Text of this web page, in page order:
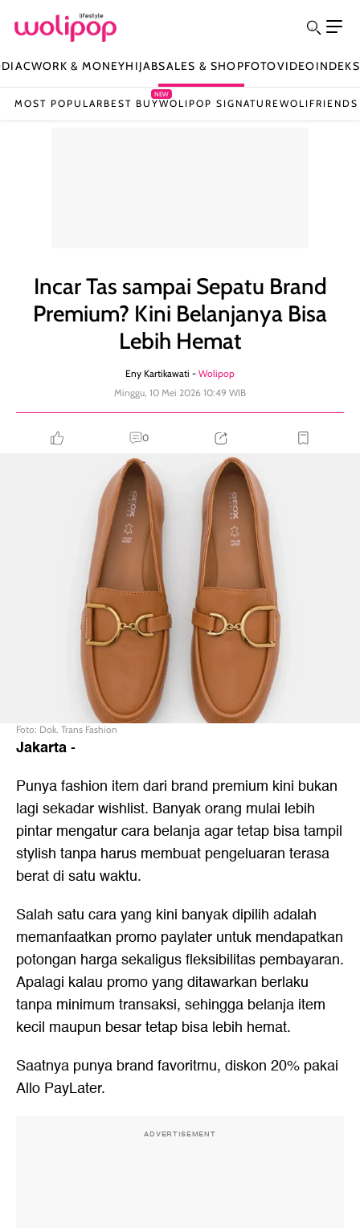
WORK & MONEYHIJABSALES & SHOPFOTOVIDEOINDEKS
MOST POPULAR BEST BUY
NEW
WOLIPOP SIGNATUREWOLIFRIENDS
Incar Tas sampai Sepatu Brand
Premium? Kini Belanjanya Bisa
Lebih Hemat
Eny Kartikawati - Wolipop
Minggu, 10 Mei 2026 10:49 WIB
0
Foto: Dok. Trans Fashion
Jakarta-
Punya fashion item dari brand premium kini bukan
lagi sekadar wishlist. Banyak orang mulai lebih
pintar mengatur cara belanja agar tetap bisa tampil
stylish tanpa harus membuat pengeluaran terasa
berat di satu waktu.
Salah satu cara yang kini banyak dipilih adalah
memanfaatkan promo paylater untuk mendapatkan
potongan harga sekaligus fleksibilitas pembayaran.
Apalagi kalau promo yang ditawarkan berlaku
tanpa minimum transaksi, sehingga belanja item
kecil maupun besar tetap bisa lebih hemat.
Saatnya punya brand favoritmu, diskon 20% pakai
Allo PayLater.
ADVERTISEMENT